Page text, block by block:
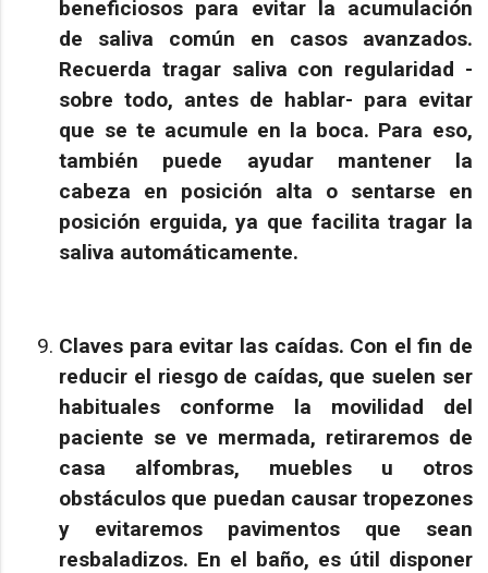
beneficiosos para evitar la acumulación
de saliva común en casos avanzados.
Recuerda tragar saliva con regularidad -
sobre todo, antes de hablar- para evitar
que se te acumule en la boca. Para eso,
también puede ayudar mantener la
cabeza en posición alta o sentarse en
posición erguida, ya que facilita tragar la
saliva automáticamente.
Claves para evitar las caídas. Con el fin de
reducir el riesgo de caídas, que suelen ser
habituales conforme la movilidad del
paciente se ve mermada, retiraremos de
casa alfombras, muebles u otros
obstáculos que puedan causar tropezones
y evitaremos pavimentos que sean
resbaladizos. En el baño, es útil disponer